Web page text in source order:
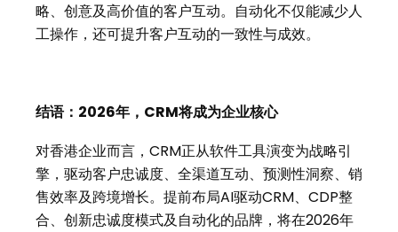
略、创意及高价值的客户互动。自动化不仅能减少人
工操作，还可提升客户互动的一致性与成效。
结语：2026年，CRM将成为企业核心
对香港企业而言，CRM正从软件工具演变为战略引
擎，驱动客户忠诚度、全渠道互动、预测性洞察、销
售效率及跨境增长。提前布局AI驱动CRM、CDP整
合、创新忠诚度模式及自动化的品牌，将在2026年